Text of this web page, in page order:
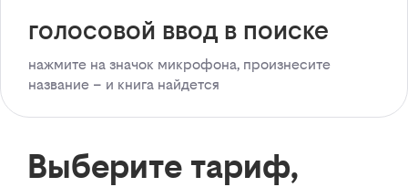
голосовой ввод в поиске
нажмите на значок микрофона, произнесите
название – и книга найдется
Выберите тариф,